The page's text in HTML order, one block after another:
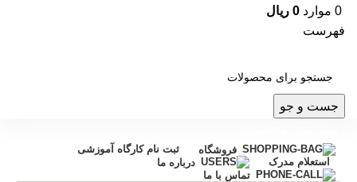
0 موارد 0 ریال
فهرست
جست و جو
فروشگاه
ثبت نام کارگاه آموزشی
استعلام مدرک
درباره ما
تماس با ما